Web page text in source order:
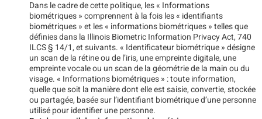
Dans le cadre de cette politique, les « Informations
biométriques » comprennent à la fois les « identifiants
biométriques » et les « informations biométriques » telles que
définies dans la Illinois Biometric Information Privacy Act, 740
ILCS § 14/1, et suivants. « Identificateur biométrique » désigne
un scan de la rétine ou de l’iris, une empreinte digitale, une
empreinte vocale ou un scan de la géométrie de la main ou du
visage. « Informations biométriques » : toute information,
quelle que soit la manière dont elle est saisie, convertie, stockée
ou partagée, basée sur l’identifiant biométrique d’une personne
utilisé pour identifier une personne.